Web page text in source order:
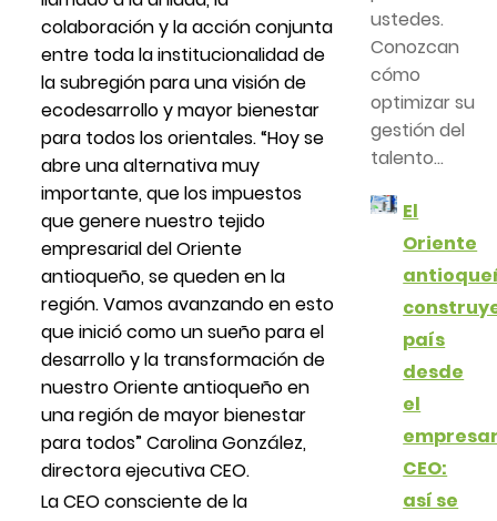
colaboración y la acción conjunta
entre toda la institucionalidad de
la subregión para una visión de
ecodesarrollo y mayor bienestar
para todos los orientales. “Hoy se
abre una alternativa muy
importante, que los impuestos
que genere nuestro tejido
empresarial del Oriente
antioqueño, se queden en la
región. Vamos avanzando en esto
que inició como un sueño para el
desarrollo y la transformación de
nuestro Oriente antioqueño en
una región de mayor bienestar
para todos” Carolina González,
directora ejecutiva CEO.
La CEO consciente de la
ustedes.
Conozcan
cómo
optimizar su
gestión del
talento...
El
Oriente
país
desde
el
CEO:
así se